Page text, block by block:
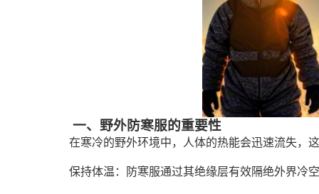
一、野外防寒服的重要性
在寒冷的野外环境中，人体的热能会迅速流失，
保持体温：防寒服通过其绝缘层有效隔绝外界冷